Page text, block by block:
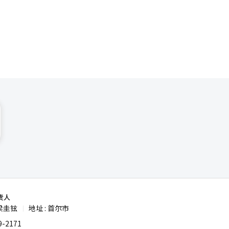
才能接
施基金
可接近
态系统
理资
地产
为集团
司不仅
性金融
其分配
综合金
确。未
个性化
可以进
的新金
在承担
资低迷
人
圭铉
地址 : 首尔市
2171